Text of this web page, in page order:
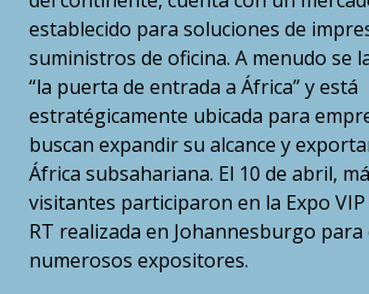
establecido para soluciones de
suministros de oficina. A menudo se
“la puerta de entrada a África” y está
estratégicamente ubicada para
buscan expandir su alcance y
África subsahariana. El 10 de abril,
visitantes participaron en la Expo
RT realizada en Johannesburgo para
numerosos expositores.